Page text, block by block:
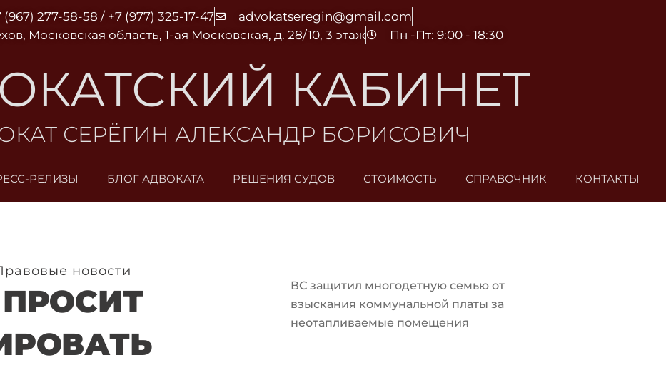
(967) 277-58-58 / +7 (977) 325-17-47
advokatseregin@gmail.com
Московская область, 1-ая Московская, д. 28/10, 3 этаж
Пн -Пт: 9:00 - 18:30
КАБИНЕТ
СЕРЁГИН АЛЕКСАНДР БОРИСОВИЧ
РЕЛИЗЫ БЛОГ АДВОКАТА РЕШЕНИЯ СУДОВ СТОИМОСТЬ СПРАВОЧНИК КОНТАКТЫ
новости
ВС защитил многодетную семью от
взыскания коммунальной платы за
неотапливаемые помещения